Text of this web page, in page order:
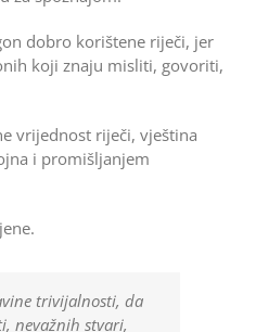
dobro korištene riječi, jer
koji znaju misliti, govoriti,
vrijednost riječi, vještina
i promišljanjem
trivijalnosti, da
nevažnih stvari,